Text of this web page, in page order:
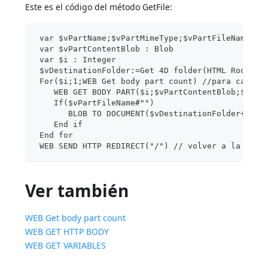
Este es el código del método GetFile:
var
var $vPartContentBlob : Blob
var $i : Integer
$vDestinationFolder:=Get 4D folder(HTML Root
For($i;1;WEB Get body part count) //para cada
WEB GET BODY
If($vPartFileName#"")
BLOB TO
End if
End for
WEB SEND HTTP REDIRECT("/") // volver a la
Ver también
WEB Get body part count
WEB GET HTTP BODY
WEB GET VARIABLES